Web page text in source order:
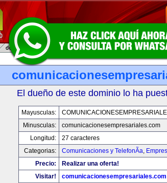
El dueño de este dominio lo ha
Mayusculas:
Minusculas:
comunicacionesempresariales.com
Longitud:
27 caracteres
Categorias:
Comunicaciones y TelefonÃ­a,
Precio:
Realizar una oferta!
Visitar!
comunicacionesempresariales.com